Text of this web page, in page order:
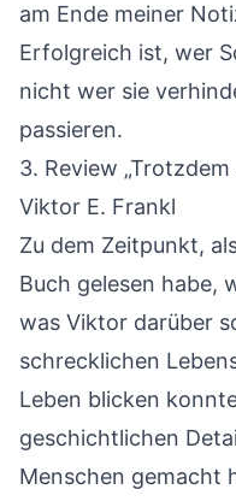
am Ende meiner
Erfolgreich ist, wer
nicht wer sie
passieren.
3. Review
Viktor E. Frankl
Zu dem Zeitpunkt,
Buch gelesen habe,
was Viktor darüber
schrecklichen
Leben blicken
geschichtlichen
Menschen gemacht